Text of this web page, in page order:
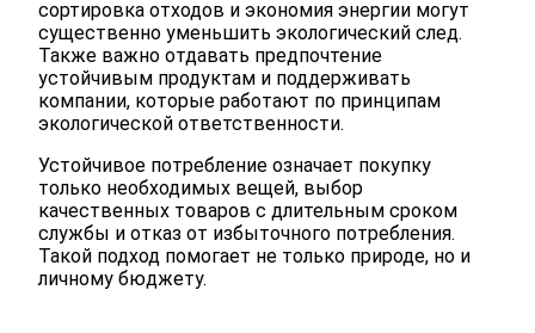
сортировка отходов и экономия энергии могут
существенно уменьшить экологический след.
Также важно отдавать предпочтение
устойчивым продуктам и поддерживать
компании, которые работают по принципам
экологической ответственности.
Устойчивое потребление означает покупку
только необходимых вещей, выбор
качественных товаров с длительным сроком
службы и отказ от избыточного потребления.
Такой подход помогает не только природе, но и
личному бюджету.